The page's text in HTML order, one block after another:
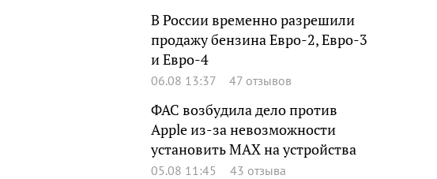
В России временно разрешили
продажу бензина Евро-2, Евро-3
и Евро-4
06.08 13:37 47 отзывов
ФАС возбудила дело против
Apple из-за невозможности
установить MAX на устройства
05.08 11:45 43 отзыва